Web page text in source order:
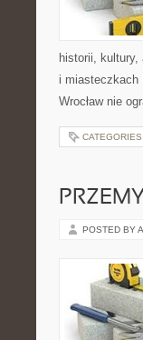
historii,
i miasteczkach
Wrocław nie
CATEGORIES:
POSTED BY